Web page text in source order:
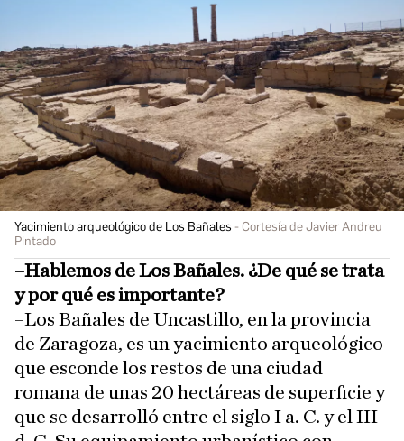
Yacimiento arqueológico de Los Bañales
Cortesía de Javier Andreu
Pintado
–Hablemos de Los Bañales. ¿De qué se trata
y por qué es importante?
–Los Bañales de Uncastillo, en la provincia
de Zaragoza, es un yacimiento arqueológico
que esconde los restos de una ciudad
romana de unas 20 hectáreas de superficie y
que se desarrolló entre el siglo I a. C. y el III